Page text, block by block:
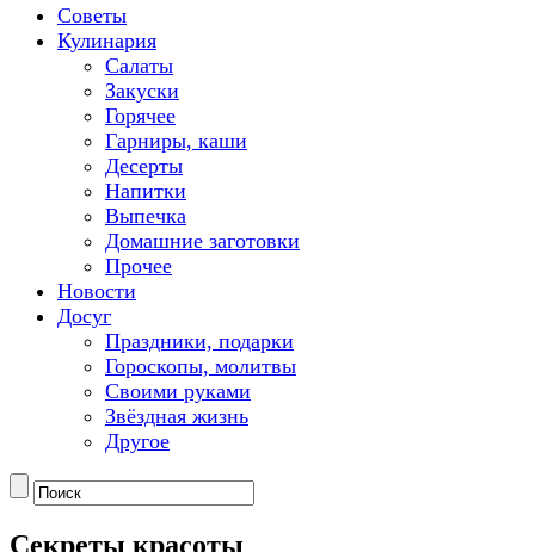
Советы
Кулинария
Салаты
Закуски
Горячее
Гарниры, каши
Десерты
Напитки
Выпечка
Домашние заготовки
Прочее
Новости
Досуг
Праздники, подарки
Гороскопы, молитвы
Своими руками
Звёздная жизнь
Другое
Секреты красоты